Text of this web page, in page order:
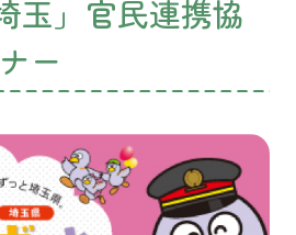
玉」官民連携協
ー